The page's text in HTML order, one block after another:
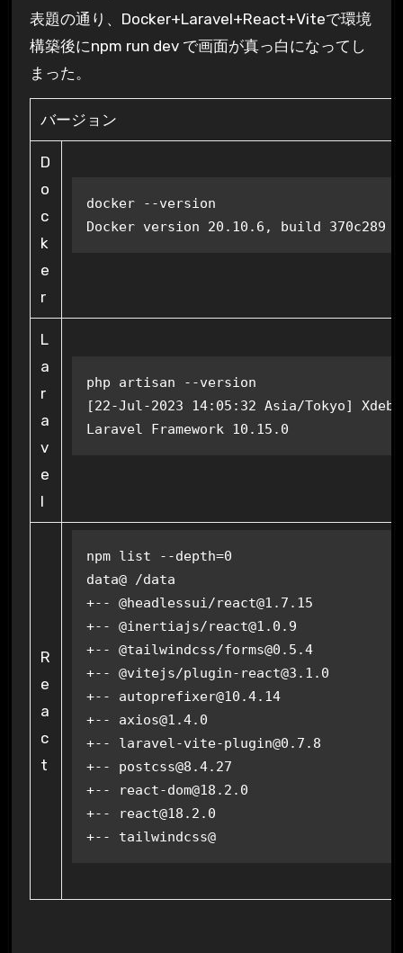
表題の通り、Docker+Laravel+React+Viteで環境
構築後にnpm run dev で画面が真っ白になってし
まった。
バージョン
D
o
c
k
e
r
docker --version
Docker version 20.10.6, build 370c289
L
a
r
a
v
e
l
php artisan --version
[22-Jul-2023 14:05:32 Asia/Tokyo]
Laravel Framework 10.15.0
R
e
a
c
t
npm list --depth=0
data@ /data
+-- @headlessui/react@1.7.15
+-- @inertiajs/react@1.0.9
+-- @tailwindcss/forms@0.5.4
+-- @vitejs/plugin-react@3.1.0
+-- autoprefixer@10.4.14
+-- axios@1.4.0
+-- laravel-vite-plugin@0.7.8
+-- postcss@8.4.27
+-- react-dom@18.2.0
+-- react@18.2.0
+-- tailwindcss@